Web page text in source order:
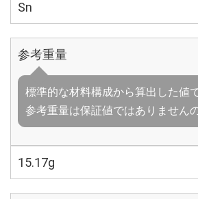
Sn
参考重量
標準的な材料構成から算出した値
参考重量は保証値ではありません
15.17g